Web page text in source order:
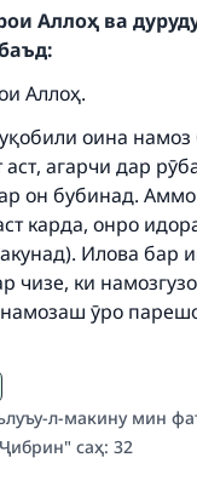
Аллоҳ ва
Аллоҳ.
оина намоз
агарчи дар
он бубинад.
карда, онро
Илова бар
чизе, ки
ӯро
л-макину мин
саҳ: 32
on
contribution
is crucial for our
leads others to
the same reward
do it."